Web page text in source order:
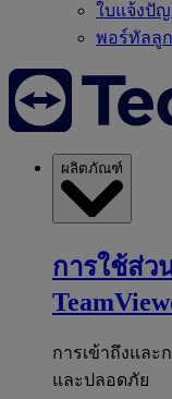
ใบแจ้งปั
พอร์ทัลลู
ผลิตภัณฑ์
การใช้ส่ว
การเข้าถึงและ
และปลอดภัย